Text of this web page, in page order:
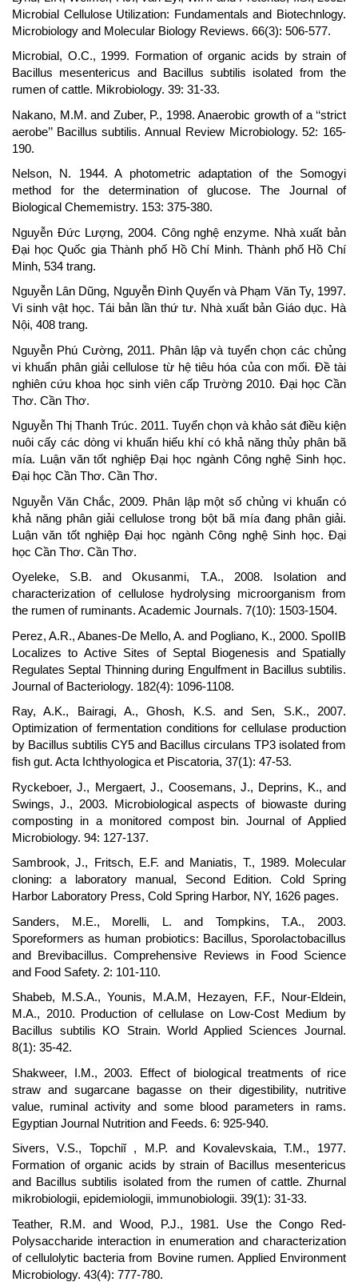
Microbial Cellulose Utilization: Fundamentals and Biotechnlogy.
Microbiology and Molecular Biology Reviews. 66(3): 506-577.
Microbial, O.C., 1999. Formation of organic acids by strain of
Bacillus mesentericus and Bacillus subtilis isolated from the
rumen of cattle. Mikrobiology. 39: 31-33.
Nakano, M.M. and Zuber, P., 1998. Anaerobic growth of a ‘‘strict
aerobe’’ Bacillus subtilis. Annual Review Microbiology. 52: 165-
190.
Nelson, N. 1944. A photometric adaptation of the Somogyi
method for the determination of glucose. The Journal of
Biological Chememistry. 153: 375-380.
Nguyễn Đức Lượng, 2004. Công nghệ enzyme. Nhà xuất bản
Đại học Quốc gia Thành phố Hồ Chí Minh. Thành phố Hồ Chí
Minh, 534 trang.
Nguyễn Lân Dũng, Nguyễn Đình Quyến và Phạm Văn Ty, 1997.
Vi sinh vật học. Tái bản lần thứ tư. Nhà xuất bản Giáo dục. Hà
Nội, 408 trang.
Nguyễn Phú Cường, 2011. Phân lập và tuyển chọn các chủng
vi khuẩn phân giải cellulose từ hệ tiêu hóa của con mối. Đề tài
nghiên cứu khoa học sinh viên cấp Trường 2010. Đại học Cần
Thơ. Cần Thơ.
Nguyễn Thị Thanh Trúc. 2011. Tuyển chọn và khảo sát điều kiện
nuôi cấy các dòng vi khuẩn hiếu khí có khả năng thủy phân bã
mía. Luận văn tốt nghiệp Đại học ngành Công nghệ Sinh học.
Đại học Cần Thơ. Cần Thơ.
Nguyễn Văn Chắc, 2009. Phân lập một số chủng vi khuẩn có
khả năng phân giải cellulose trong bột bã mía đang phân giải.
Luận văn tốt nghiệp Đại học ngành Công nghệ Sinh học. Đại
học Cần Thơ. Cần Thơ.
Oyeleke, S.B. and Okusanmi, T.A., 2008. Isolation and
characterization of cellulose hydrolysing microorganism from
the rumen of ruminants. Academic Journals. 7(10): 1503-1504.
Perez, A.R., Abanes-De Mello, A. and Pogliano, K., 2000. SpoIIB
Localizes to Active Sites of Septal Biogenesis and Spatially
Regulates Septal Thinning during Engulfment in Bacillus subtilis.
Journal of Bacteriology. 182(4): 1096-1108.
Ray, A.K., Bairagi, A., Ghosh, K.S. and Sen, S.K., 2007.
Optimization of fermentation conditions for cellulase production
by Bacillus subtilis CY5 and Bacillus circulans TP3 isolated from
fish gut. Acta Ichthyologica et Piscatoria, 37(1): 47-53.
Ryckeboer, J., Mergaert, J., Coosemans, J., Deprins, K., and
Swings, J., 2003. Microbiological aspects of biowaste during
composting in a monitored compost bin. Journal of Applied
Microbiology. 94: 127-137.
Sambrook, J., Fritsch, E.F. and Maniatis, T., 1989. Molecular
cloning: a laboratory manual, Second Edition. Cold Spring
Harbor Laboratory Press, Cold Spring Harbor, NY, 1626 pages.
Sanders, M.E., Morelli, L. and Tompkins, T.A., 2003.
Sporeformers as human probiotics: Bacillus, Sporolactobacillus
and Brevibacillus. Comprehensive Reviews in Food Science
and Food Safety. 2: 101-110.
Shabeb, M.S.A., Younis, M.A.M, Hezayen, F.F., Nour-Eldein,
M.A., 2010. Production of cellulase on Low-Cost Medium by
Bacillus subtilis KO Strain. World Applied Sciences Journal.
8(1): 35-42.
Shakweer, I.M., 2003. Effect of biological treatments of rice
straw and sugarcane bagasse on their digestibility, nutritive
value, ruminal activity and some blood parameters in rams.
Egyptian Journal Nutrition and Feeds. 6: 925-940.
Sivers, V.S., Topchiĭ , M.P. and Kovalevskaia, T.M., 1977.
Formation of organic acids by strain of Bacillus mesentericus
and Bacillus subtilis isolated from the rumen of cattle. Zhurnal
mikrobiologii, epidemiologii, immunobiologii. 39(1): 31-33.
Teather, R.M. and Wood, P.J., 1981. Use the Congo Red-
Polysaccharide interaction in enumeration and characterization
of cellulolytic bacteria from Bovine rumen. Applied Environment
Microbiology. 43(4): 777-780.